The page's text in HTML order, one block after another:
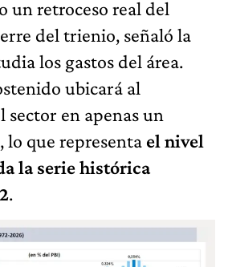
del trienio, señaló la
los gastos del área.
ubicará al
en apenas un
, lo que representael nivel
la serie histórica
.